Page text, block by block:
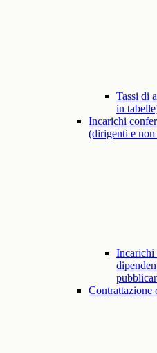
Tassi di
in
Incarichi
(dirigenti e
Incarichi
Contrattazione